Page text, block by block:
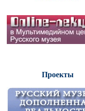
Проекты